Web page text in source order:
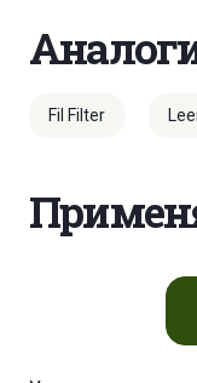
Fil Filter